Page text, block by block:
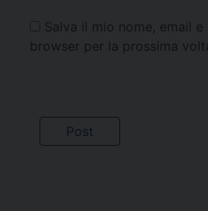
Salva il mio nome, email
browser per la prossima